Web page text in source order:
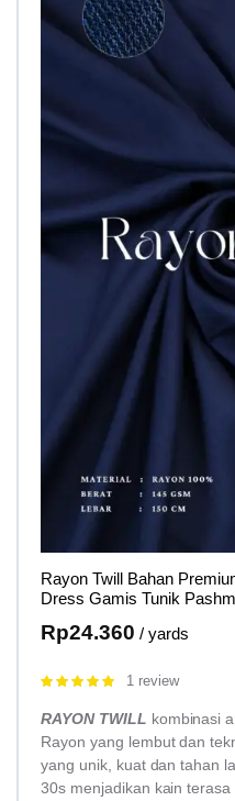
Rayon Twill Bahan
Dress Gamis Tunik
Rp24.360 / yards
Rated
1 review
RAYON TWILL kombinasi
Rayon yang lembut dan
yang unik, kuat dan tahan
30s menjadikan kain